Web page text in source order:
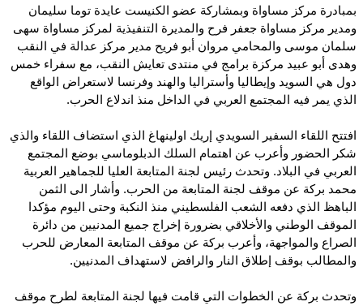
بمبادرة مركز مساواة وبمشاركة عضو الكنيست عايدة توما سليمان
ومدير مركز مساواة جعفر فرح والمديرة التنفيذية لمركز مساواة سهى
سلمان موسى والمحامي مروان أبو فريح مدير مركز عدالة في النقب
وهدى أبو عبيد مركزة برامج في منتدى تعايش النقب، مع سفراء خمس
دول هي السويد وإيطاليا وأستراليا والهند وفرنسا لاستعراض الواقع
الذي يمر فيه المجتمع العربي في الداخل منذ اندلاع الحرب.
افتتح اللقاء السفير السويدي إريك اولينهاغ الذي استضاف اللقاء والذي
شكر الحضور وأعرب عن اهتمام السلك الدبلوماسي بوضع المجتمع
العربي في البلاد. وتحدث رئيس لجنة المتابعة العليا للجماهير العربية
محمد بركة عن موقف لجنة المتابعة من الحرب. وأشار الى الثمن
الباهظ الذي دفعه الشعب الفلسطيني منذ النكبة وحتى اليوم مؤكدا
الموقف الوطني والأخلاقي بضرورة إخراج جميع المدنيين من دائرة
الصراع والمواجهة، وأعرب بركة عن موقف المتابعة المعارض للحرب
والمطالب بوقف إطلاق النار والرافض لاستهداف المدنيين.
وتحدث بركة عن الخطوات التي قامت فيها لجنة المتابعة لطرح موقف